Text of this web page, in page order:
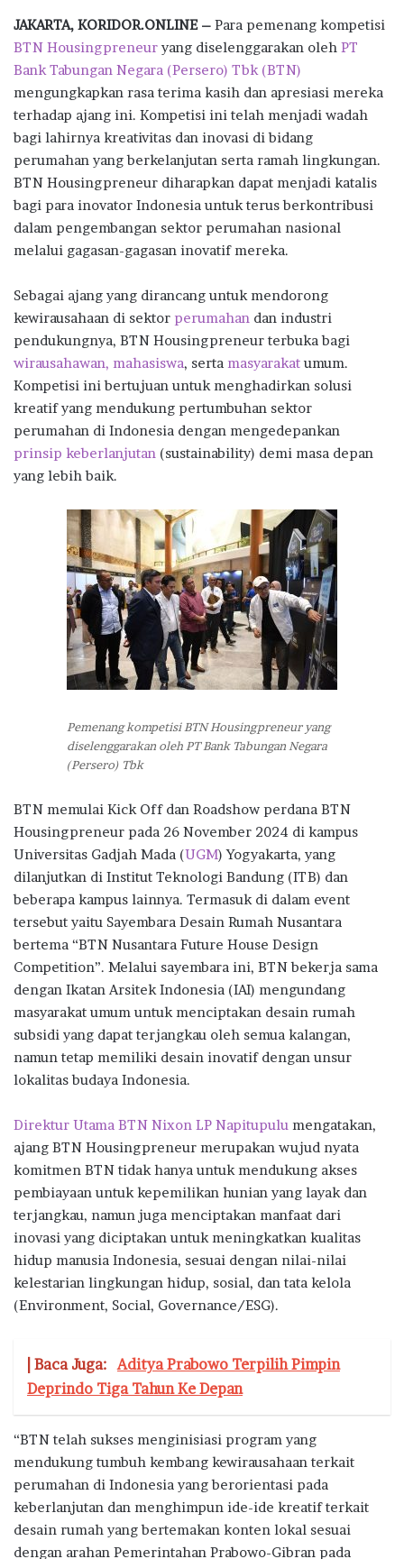
e
b
o
o
k
it
te
r
at
s
A
p
p
e e
g
ra
m
ar
e
JAKARTA, KORIDOR.ONLINE – Para pemenang kompetisi
BTN Housingpreneur yang diselenggarakan oleh PT
Bank Tabungan Negara (Persero) Tbk (BTN)
mengungkapkan rasa terima kasih dan apresiasi mereka
terhadap ajang ini. Kompetisi ini telah menjadi wadah
bagi lahirnya kreativitas dan inovasi di bidang
perumahan yang berkelanjutan serta ramah lingkungan.
BTN Housingpreneur diharapkan dapat menjadi katalis
bagi para inovator Indonesia untuk terus berkontribusi
dalam pengembangan sektor perumahan nasional
melalui gagasan-gagasan inovatif mereka.
Sebagai ajang yang dirancang untuk mendorong
kewirausahaan di sektor perumahan dan industri
pendukungnya, BTN Housingpreneur terbuka bagi
wirausahawan, mahasiswa, serta masyarakat umum.
Kompetisi ini bertujuan untuk menghadirkan solusi
kreatif yang mendukung pertumbuhan sektor
perumahan di Indonesia dengan mengedepankan
prinsip keberlanjutan (sustainability) demi masa depan
yang lebih baik.
Pemenang kompetisi BTN Housingpreneur yang
diselenggarakan oleh PT Bank Tabungan Negara
(Persero) Tbk
BTN memulai Kick Off dan Roadshow perdana BTN
Housingpreneur pada 26 November 2024 di kampus
Universitas Gadjah Mada (UGM) Yogyakarta, yang
dilanjutkan di Institut Teknologi Bandung (ITB) dan
beberapa kampus lainnya. Termasuk di dalam event
tersebut yaitu Sayembara Desain Rumah Nusantara
bertema “BTN Nusantara Future House Design
Competition”. Melalui sayembara ini, BTN bekerja sama
dengan Ikatan Arsitek Indonesia (IAI) mengundang
masyarakat umum untuk menciptakan desain rumah
subsidi yang dapat terjangkau oleh semua kalangan,
namun tetap memiliki desain inovatif dengan unsur
lokalitas budaya Indonesia.
Direktur Utama BTN Nixon LP Napitupulu mengatakan,
ajang BTN Housingpreneur merupakan wujud nyata
komitmen BTN tidak hanya untuk mendukung akses
pembiayaan untuk kepemilikan hunian yang layak dan
terjangkau, namun juga menciptakan manfaat dari
inovasi yang diciptakan untuk meningkatkan kualitas
hidup manusia Indonesia, sesuai dengan nilai-nilai
kelestarian lingkungan hidup, sosial, dan tata kelola
(Environment, Social, Governance/ESG).
| Baca Juga: Aditya Prabowo Terpilih Pimpin
Deprindo Tiga Tahun Ke Depan
“BTN telah sukses menginisiasi program yang
mendukung tumbuh kembang kewirausahaan terkait
perumahan di Indonesia yang berorientasi pada
keberlanjutan dan menghimpun ide-ide kreatif terkait
desain rumah yang bertemakan konten lokal sesuai
dengan arahan Pemerintahan Prabowo-Gibran pada